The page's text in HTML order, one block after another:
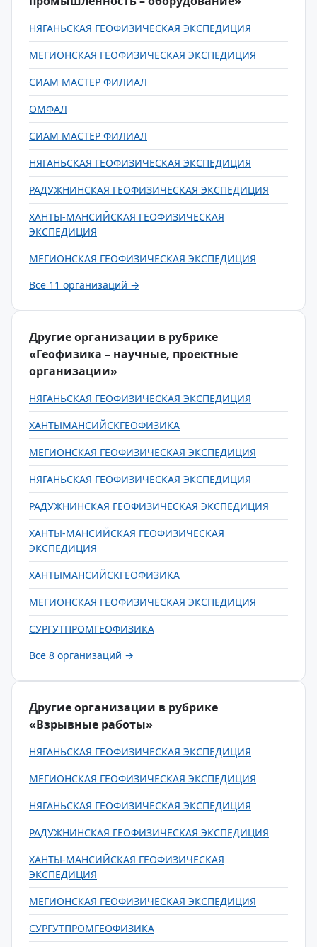
НЯГАНЬСКАЯ ГЕОФИЗИЧЕСКАЯ ЭКСПЕДИЦИЯ
МЕГИОНСКАЯ ГЕОФИЗИЧЕСКАЯ ЭКСПЕДИЦИЯ
СИАМ МАСТЕР ФИЛИАЛ
ОМФАЛ
СИАМ МАСТЕР ФИЛИАЛ
НЯГАНЬСКАЯ ГЕОФИЗИЧЕСКАЯ ЭКСПЕДИЦИЯ
РАДУЖНИНСКАЯ ГЕОФИЗИЧЕСКАЯ ЭКСПЕДИЦИЯ
ХАНТЫ-МАНСИЙСКАЯ ГЕОФИЗИЧЕСКАЯ
ЭКСПЕДИЦИЯ
МЕГИОНСКАЯ ГЕОФИЗИЧЕСКАЯ ЭКСПЕДИЦИЯ
Все 11 организаций →
Другие организации в рубрике
«Геофизика – научные, проектные
организации»
НЯГАНЬСКАЯ ГЕОФИЗИЧЕСКАЯ ЭКСПЕДИЦИЯ
ХАНТЫМАНСИЙСКГЕОФИЗИКА
МЕГИОНСКАЯ ГЕОФИЗИЧЕСКАЯ ЭКСПЕДИЦИЯ
НЯГАНЬСКАЯ ГЕОФИЗИЧЕСКАЯ ЭКСПЕДИЦИЯ
РАДУЖНИНСКАЯ ГЕОФИЗИЧЕСКАЯ ЭКСПЕДИЦИЯ
ХАНТЫ-МАНСИЙСКАЯ ГЕОФИЗИЧЕСКАЯ
ЭКСПЕДИЦИЯ
ХАНТЫМАНСИЙСКГЕОФИЗИКА
МЕГИОНСКАЯ ГЕОФИЗИЧЕСКАЯ ЭКСПЕДИЦИЯ
СУРГУТПРОМГЕОФИЗИКА
Все 8 организаций →
Другие организации в рубрике
«Взрывные работы»
НЯГАНЬСКАЯ ГЕОФИЗИЧЕСКАЯ ЭКСПЕДИЦИЯ
МЕГИОНСКАЯ ГЕОФИЗИЧЕСКАЯ ЭКСПЕДИЦИЯ
НЯГАНЬСКАЯ ГЕОФИЗИЧЕСКАЯ ЭКСПЕДИЦИЯ
РАДУЖНИНСКАЯ ГЕОФИЗИЧЕСКАЯ ЭКСПЕДИЦИЯ
ХАНТЫ-МАНСИЙСКАЯ ГЕОФИЗИЧЕСКАЯ
ЭКСПЕДИЦИЯ
МЕГИОНСКАЯ ГЕОФИЗИЧЕСКАЯ ЭКСПЕДИЦИЯ
СУРГУТПРОМГЕОФИЗИКА